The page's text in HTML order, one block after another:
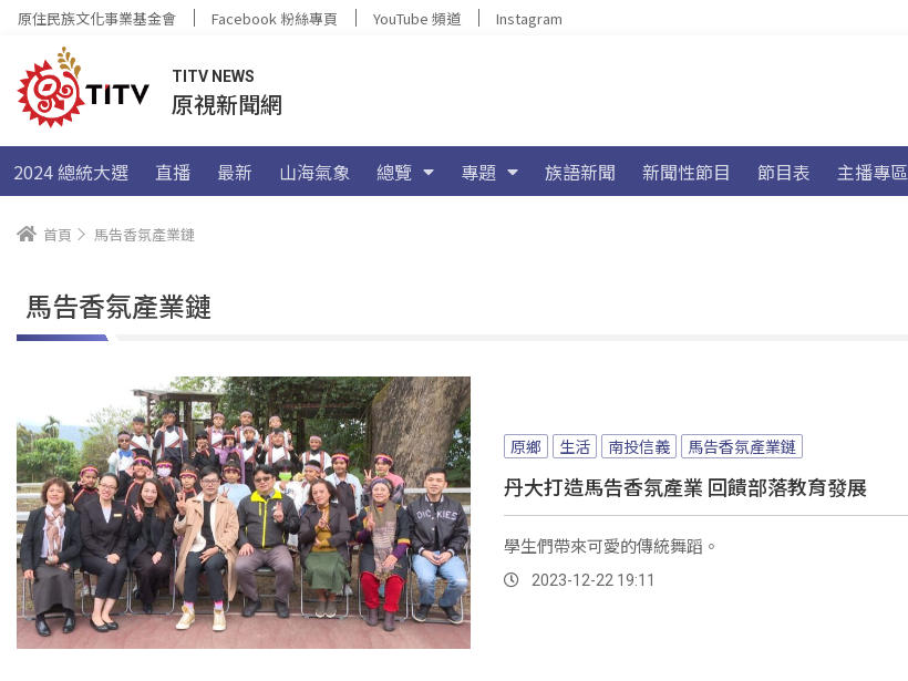
原住民族文化事業基金會 Facebook 粉絲專頁 YouTube 頻道 Instagram
TITV NEWS
原視新聞網
2024 總統大選 直播 最新 山海氣象 總覽 專題 族語新聞 新聞性節目 節目表 主播專區
首頁 馬告香氛產業鏈
馬告香氛產業鏈
原鄉 生活 南投信義 馬告香氛產業鏈
丹大打造馬告香氛產業 回饋部落教育發展
學生們帶來可愛的傳統舞蹈。
2023-12-22 19:11